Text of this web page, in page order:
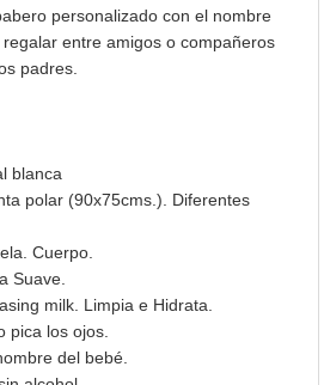
personalizado con el nombre
entre amigos o compañeros
padres.
blanca
polar (90x75cms.). Diferentes
Cuerpo.
Suave.
milk. Limpia e Hidrata.
pica los ojos.
del bebé.